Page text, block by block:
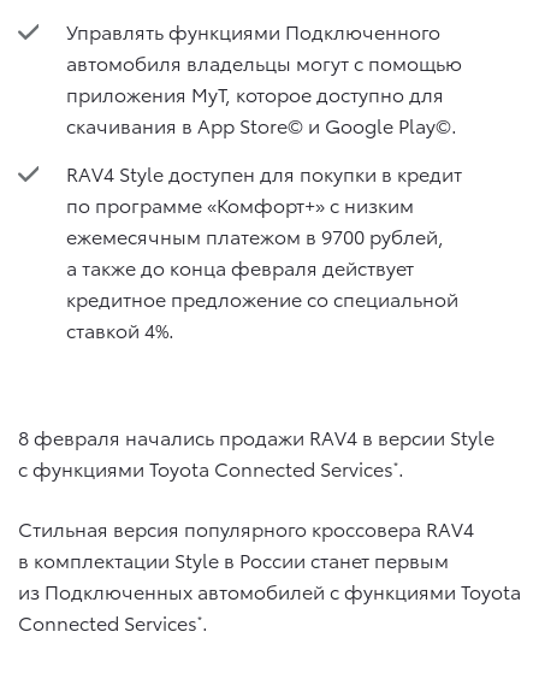
Управлять функциями Подключенного
автомобиля владельцы могут с помощью
приложения MyT, которое доступно для
скачивания в App Store© и Google Play©.
RAV4 Style доступен для покупки в кредит
по программе «Комфорт+» с низким
ежемесячным платежом в 9700 рублей,
а также до конца февраля действует
кредитное предложение со специальной
ставкой 4%.
8 февраля начались продажи RAV4 в версии Style
с функциями Toyota Connected Services*.
Стильная версия популярного кроссовера RAV4
в комплектации Style в России станет первым
из Подключенных автомобилей с функциями Toyota
Connected Services*.